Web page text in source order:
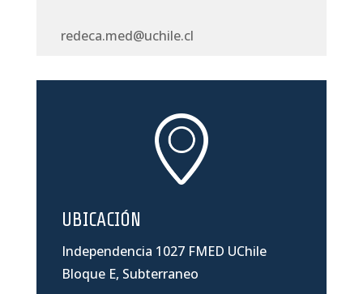
redeca.med@uchile.cl
UBICACIÓN
Independencia 1027 FMED UChile
Bloque E, Subterraneo